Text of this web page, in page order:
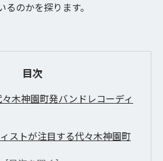
のかを探ります。
目次
木神園町発バンドレコーディ
ストが注目する代々木神園町